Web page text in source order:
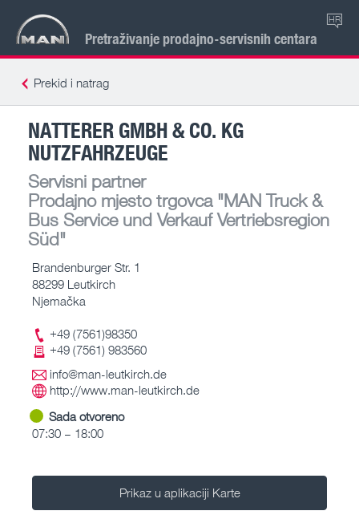
Pretraživanje prodajno-servisnih centara
HR
Prekid i natrag
NATTERER GMBH & CO. KG
NUTZFAHRZEUGE
Servisni partner
Prodajno mjesto trgovca"MAN Truck &
Bus Service und Verkauf Vertriebsregion
Süd"
Brandenburger Str. 1
88299 Leutkirch
Njemačka
+49 (7561)98350
+49 (7561) 983560
info@man-leutkirch.de
http://www.man-leutkirch.de
Sada otvoreno
07:30 – 18:00
Prikaz u aplikaciji Karte